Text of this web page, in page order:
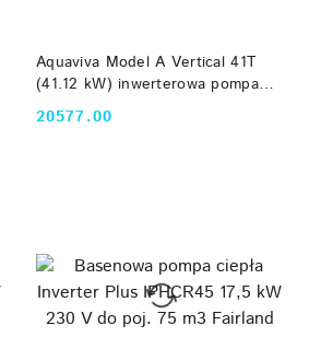
Aquaviva Model A Vertical 41T
(41.12 kW) inwerterowa pompa
ciepła do basenu
Cena:
20577.00
DO KOSZYKA